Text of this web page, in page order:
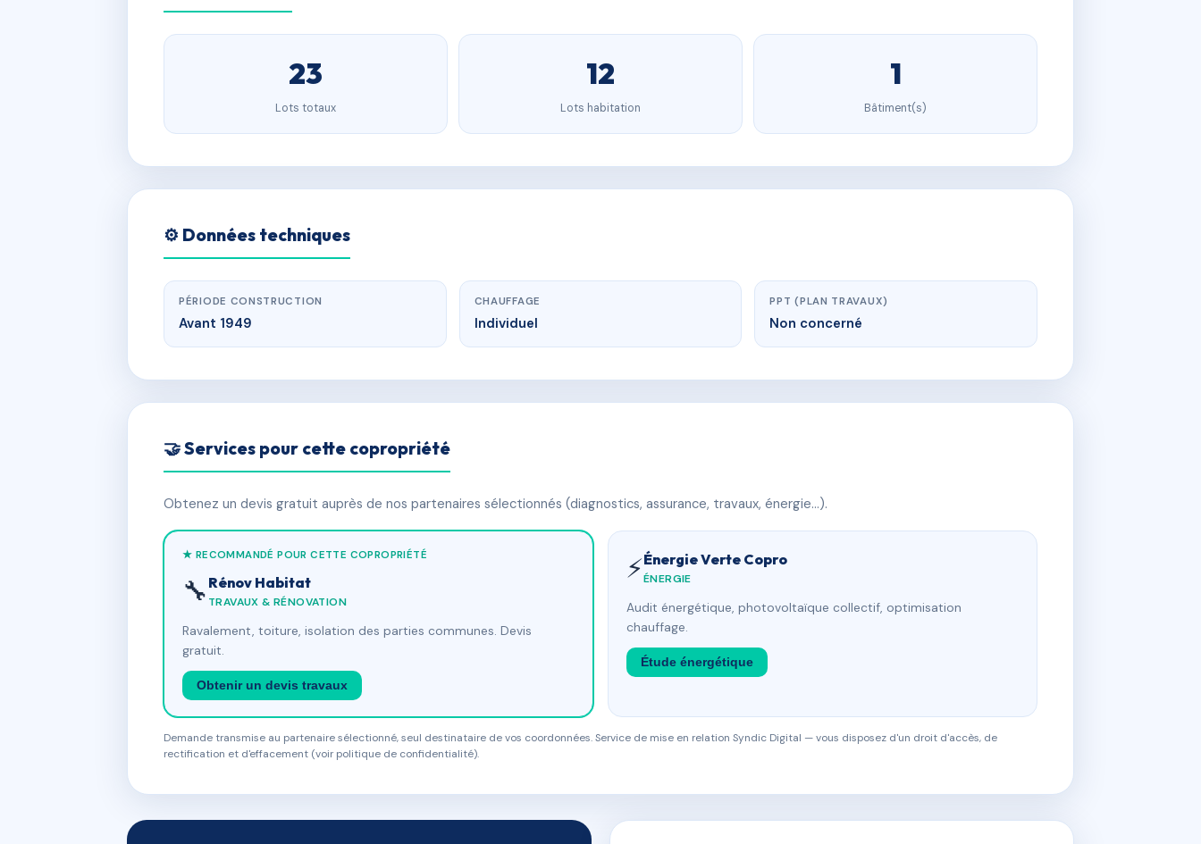
23
Lots totaux
12
Lots habitation
1
Bâtiment(s)
⚙️ Données techniques
PÉRIODE CONSTRUCTION
Avant 1949
CHAUFFAGE
Individuel
PPT (PLAN TRAVAUX)
Non concerné
🤝 Services pour cette copropriété
Obtenez un devis gratuit auprès de nos partenaires sélectionnés (diagnostics, assurance, travaux, énergie…).
★ RECOMMANDÉ POUR CETTE COPROPRIÉTÉ
🔧 Rénov Habitat
TRAVAUX & RÉNOVATION
Ravalement, toiture, isolation des parties communes. Devis
gratuit.
Obtenir un devis travaux
⚡Énergie Verte Copro
ÉNERGIE
Audit énergétique, photovoltaïque collectif, optimisation
chauffage.
Étude énergétique
Demande transmise au partenaire sélectionné, seul destinataire de vos coordonnées. Service de mise en relation Syndic Digital — vous disposez d'un droit d'accès, de
rectification et d'effacement (voir politique de confidentialité).